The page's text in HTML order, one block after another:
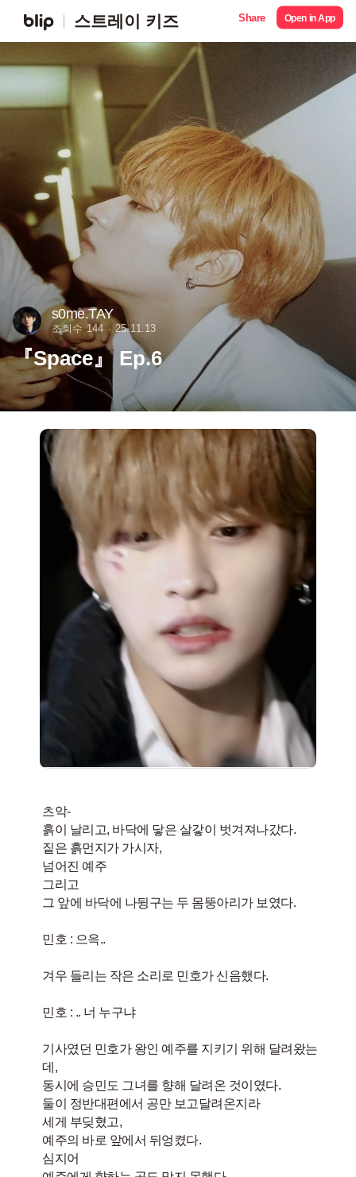
스트레이 키즈 Share Open in App
s0me.TAY
조회수 144 25.11.13
『Space』 Ep.6
츠악-
흙이 날리고, 바닥에 닿은 살갛이 벗겨져나갔다.​
짙은 흙먼지가 가시자,
넘어진 예주
그리고
그 앞에 바닥에 나뒹구는 두 몸뚱아리가 보였다.
민호 : 으윽..
​겨우 들리는 작은 소리로 민호가 신음했다.
​민호 : .. 너 누구냐
​기사였던 민호가 왕인 예주를 지키기 위해 달려왔는
데,
​동시에 승민도 그녀를 향해 달려온 것이였다.
​둘이 정반대편에서 공만 보고달려온지라
​세게 부딪혔고,
​예주의 바로 앞에서 뒤엉켰다.
​심지어